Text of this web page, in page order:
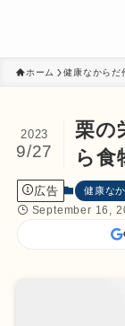
ホーム 健康なからだ
栗の
ら食
2023
9/27
広告 健康な
September 16,